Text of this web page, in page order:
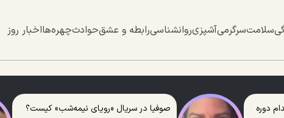
سلامتسرگرمیآشپزیروانشناسیرابطه و عشقحوادثچهره‌هااخبار روز
دوره
صوفیا در سریال «رویای نیمه‌شب» کیست؟